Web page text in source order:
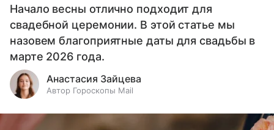
Начало весны отлично подходит для
свадебной церемонии. В этой статье мы
назовем благоприятные даты для свадьбы в
марте 2026 года.
Анастасия Зайцева
Автор Гороскопы Mail